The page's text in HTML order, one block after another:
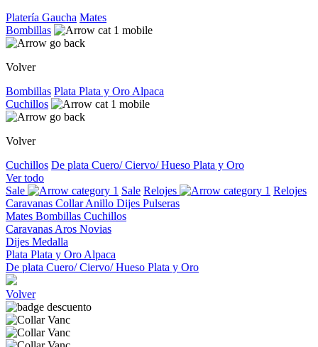
Platería Gaucha Mates
Bombillas
Volver
Bombillas Plata Plata y Oro Alpaca
Cuchillos
Volver
Cuchillos De plata Cuero/ Ciervo/ Hueso Plata y Oro
Ver todo
Sale
Sale Relojes
Relojes
Caravanas CollarAnillo Dijes Pulseras
Mates Bombillas Cuchillos
Caravanas Aros Novias
Dijes Medalla
Plata Plata y Oro Alpaca
De plata Cuero/ Ciervo/ Hueso Plata y Oro
Volver